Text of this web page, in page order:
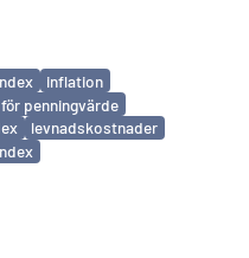
inflation
penningvärde
levnadskostnader